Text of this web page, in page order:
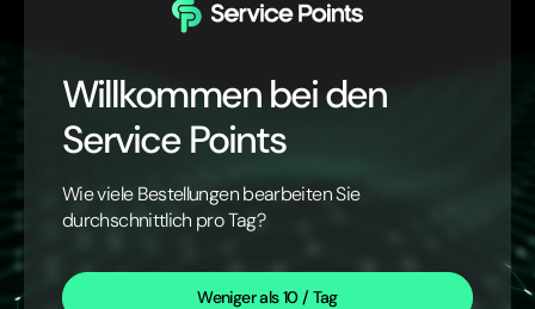
Willkommen bei den
Service Points
Wie viele Bestellungen bearbeiten Sie
durchschnittlich pro Tag?
Weniger als 10 / Tag